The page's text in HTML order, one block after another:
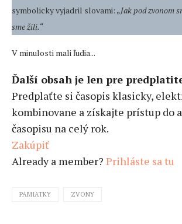
symbolicky vyjadril slovami: „Jak pod zvonom
sme žili.“
V minulosti mali ľudia...
Ďalší obsah je len pre
Predplaťte si časopis klasicky,
kombinovane a získajte prístup do
časopisu na celý rok.
Zakúpiť
Already a member? Prihláste sa tu
PAMIATKY ZVONY